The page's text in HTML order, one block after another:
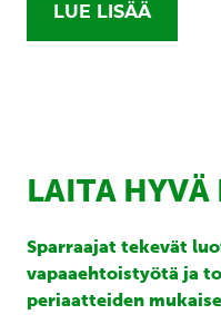
LUE LISÄÄ
LAITA HYVÄ
Sparraajat tekevät
vapaaehtoistyötä ja
periaatteiden